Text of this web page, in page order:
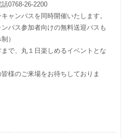
26-2200
ャンパスを同時開催いたします。
パス参加者向けの無料送迎バスも
）
で、丸１日楽しめるイベントとな
様のご来場をお待ちしておりま